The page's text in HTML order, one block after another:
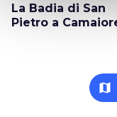
La Badia di San
Pietro a
map